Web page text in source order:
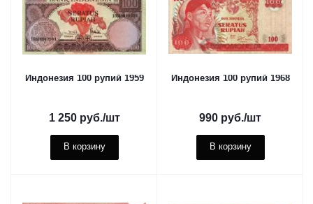
Индонезия 100 рупий 1959
1 250руб./шт
В корзину
Индонезия 100 рупий 1968
990 руб./шт
В корзину